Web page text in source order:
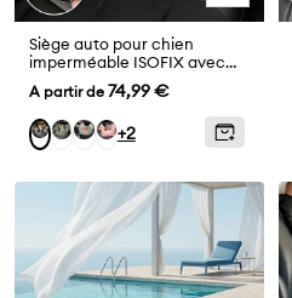
rapide
Siège auto pour chien
imperméable ISOFIX avec
système - Première classe
Prix
de
vente
A partir de 74,99 €
GrisVertVertRose
+2